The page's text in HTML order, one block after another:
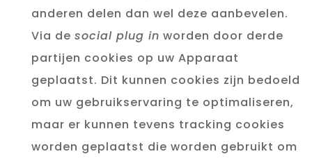
anderen delen dan wel deze aanbevelen.
Via de social plug in worden door derde
partijen cookies op uw Apparaat
geplaatst. Dit kunnen cookies zijn bedoeld
om uw gebruikservaring te optimaliseren,
maar er kunnen tevens tracking cookies
worden geplaatst die worden gebruikt om